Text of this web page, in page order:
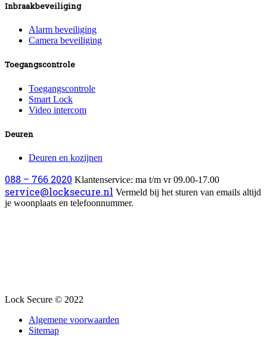
Inbraakbeveiliging
Alarm beveiliging
Camera beveiliging
Toegangscontrole
Toegangscontrole
Smart Lock
Video intercom
Deuren
Deuren en kozijnen
088 – 766 2020 Klantenservice: ma t/m vr 09.00-17.00
service@locksecure.nl Vermeld bij het sturen van emails altijd
je woonplaats en telefoonnummer.
Lock Secure © 2022
Algemene voorwaarden
Sitemap